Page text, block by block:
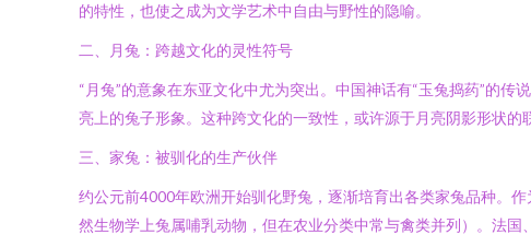
的特性，也使之成为文学艺术中自由与野性的隐喻。
二、月兔：跨越文化的灵性符号
“月兔”的意象在东亚文化中尤为突出。中国神话有“玉兔捣药”的
亮上的兔子形象。这种跨文化的一致性，或许源于月亮阴影形状的
三、家兔：被驯化的生产伙伴
约公元前4000年欧洲开始驯化野兔，逐渐培育出各类家兔品种。
然生物学上兔属哺乳动物，但在农业分类中常与禽类并列）。法国